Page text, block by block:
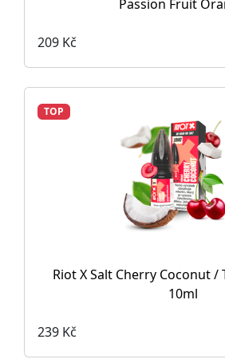
Passion Fruit
209 Kč
TOP
Riot X Salt Cherry Coconut /
10ml
239 Kč